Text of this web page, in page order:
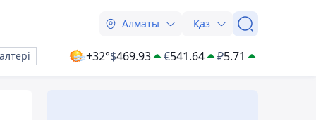
Алматы Қаз
+32°$469.93 €541.64 ₽5.71